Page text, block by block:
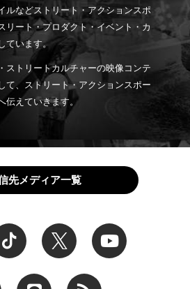
ルなどストリート・アクションスポ
リート・プロダクト・イベント・カ
ています。
ストリートカルチャーの映像コンテ
て、ストリート・アクションスポー
伝えていきます。
先メディア一覧